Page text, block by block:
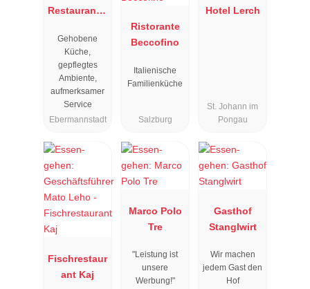
Restaurant "
"
Gehobene
Küche,
gepflegtes
Ambiente,
aufmerksamer
Service
Ebermannstadt
Ristorante
Beccofino
Italienische
Familienküche
Salzburg
Hotel Lerch
St. Johann im
Pongau
Fischrestaur
ant Kaj
Marco Polo
Tre
"Leistung ist
unsere
Werbung!"
Gasthof
Stanglwirt
Wir machen
jedem Gast den
Hof